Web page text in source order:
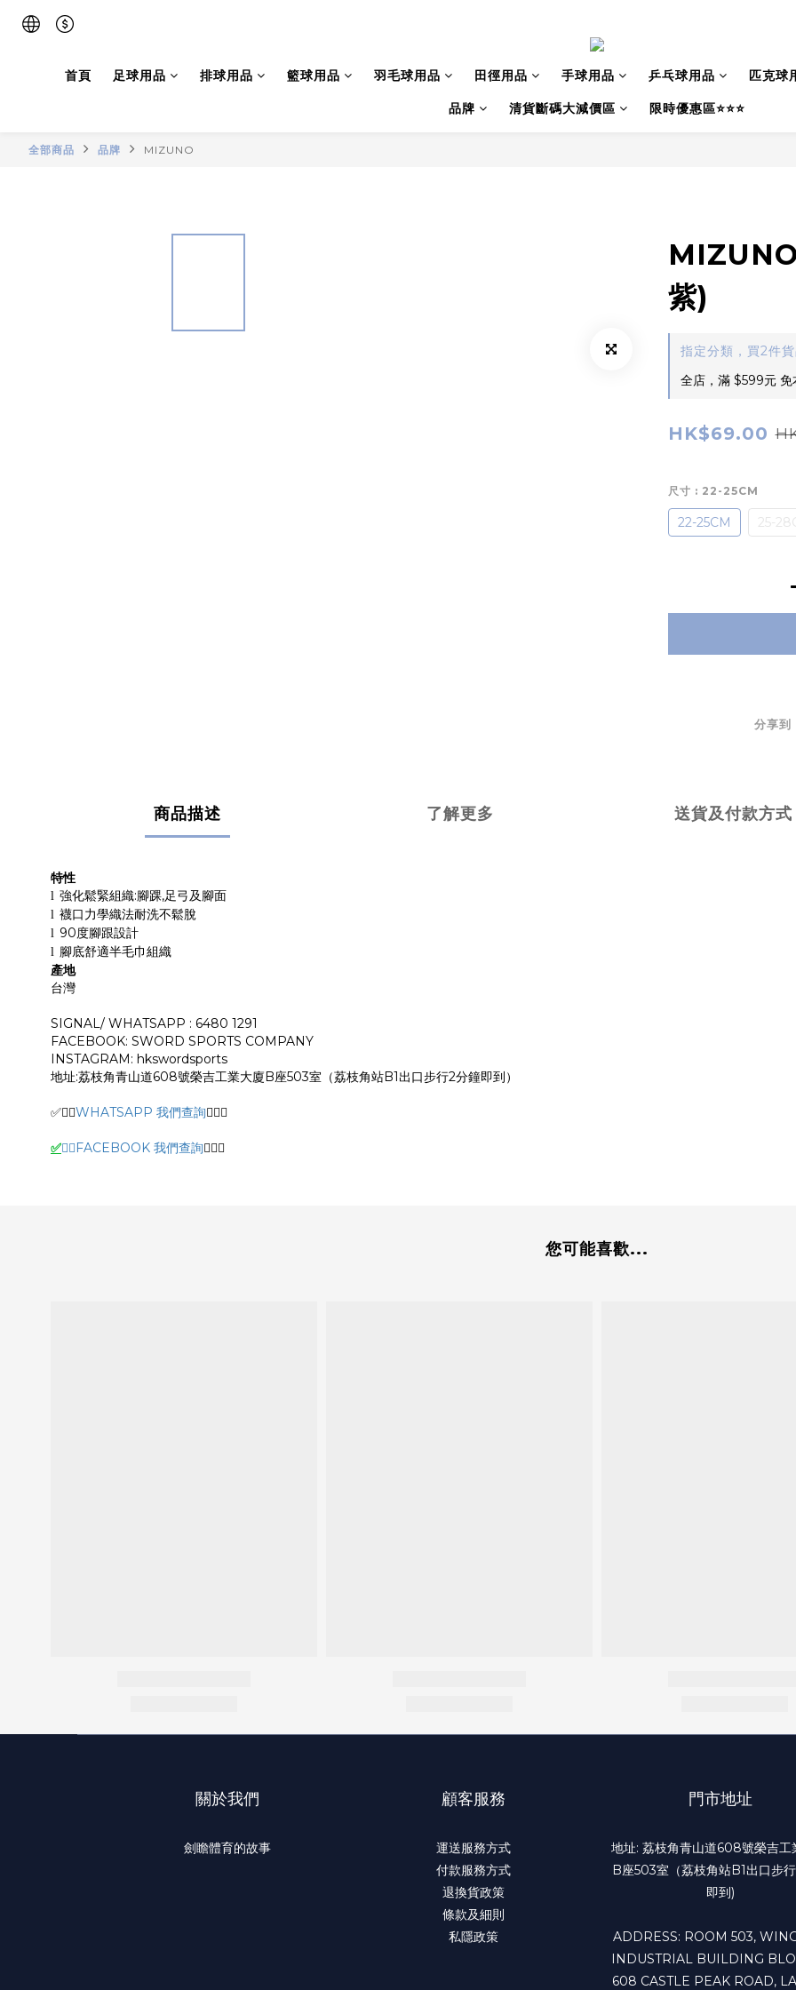
首頁 足球用品 排球用品 籃球用品 羽毛球用品 田徑用品 手球用品 乒乓球用品 匹克球
品牌 清貨斷碼大減價區 限時優惠區⭐⭐⭐
全部商品 品牌 MIZUNO
紫)
指定分類，買2件
全店，滿 $599元 免
HK$69.00
尺寸 : 22-25CM
22-25CM 25-
分享到
商品描述 了解更多 送貨及付款方式
特性
l 強化鬆緊組織:腳踝,足弓及腳面
l 襪口力學織法耐洗不鬆脫
l 90度腳跟設計
l 腳底舒適半毛巾組織
產地
台灣
SIGNAL/ WHATSAPP : 6480 1291
FACEBOOK: SWORD SPORTS COMPANY
INSTAGRAM: hkswordsports
地址:荔枝角青山道608號榮吉工業大廈B座503室（荔枝角站B1出口步行2分鐘即到）
✅🙆‍♂️WHATSAPP 我們查詢🙆‍♂️✅
✅🙆‍♂️FACEBOOK 我們查詢🙆‍♂️✅
您可能喜歡...
關於我們
劍瞻體育的故事
顧客服務
運送服務方式
付款服務方式
退換貨政策
條款及細則
私隱政策
門市地址
地址: 荔枝角青山道608號榮吉工
B座503室（荔枝角站B1出口步
即到)
ADDRESS: ROOM 503,
INDUSTRIAL BUILDING
608 CASTLE PEAK ROAD,